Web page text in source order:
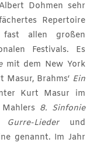
Dohmen sehr
Repertoire
allen großen
Festivals. Es
mit dem New York
Brahms‘ Ein
Kurt Masur im
8. Sinfonie
Gurre-Liederund
genannt. Im Jahr